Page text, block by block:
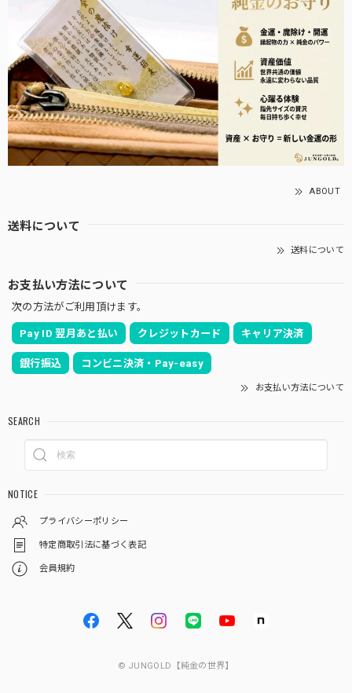
ABOUT
送料について
送料について
お支払い方法について
次の方法がご利用頂けます。
Pay ID 翌月あと払い クレジットカード キャリア決済
銀行振込 コンビニ決済・Pay-easy
お支払い方法について
SEARCH
NOTICE
プライバシーポリシー
特定商取引法に基づく表記
会員規約
© JUNGOLD【純金の世界】